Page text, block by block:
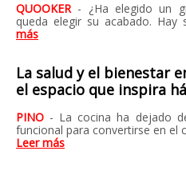
QUOOKER - ¿Ha elegido un
queda elegir su acabado.
más
La salud y el bienestar
el espacio que inspira
PINO - La cocina ha dejado
funcional para convertirse en el
Leer más